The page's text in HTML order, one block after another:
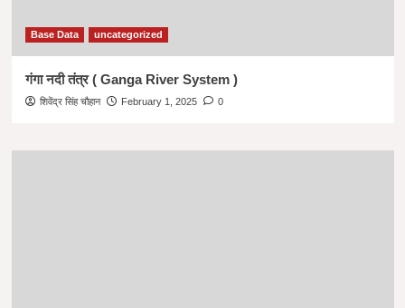
Base Data uncategorized
गंगा नदी तंत्र ( Ganga River System )
शिवेंद्र सिंह चौहान February 1, 2025 0